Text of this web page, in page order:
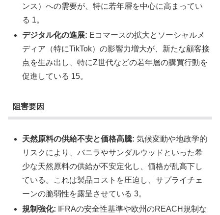
ンス）への需要が、特に若年層を中心に高まってい
る 1。
デジタル化の進展: Eコマースの拡大とソーシャルメ
ディア（特にTikTok）の影響力増大が、新たな顧客接
点を生み出し、特にZ世代などの若年層の購買行動を
促進している 15。
阻害要因
天然原料の供給不安と価格高騰: 気候変動や地政学的
リスクにより、バニラやサンダルウッドといった希
少な天然原料の供給が不安定化し、価格が乱高下し
ている。これは製品コストを圧迫し、サプライチェ
ーンの脆弱性を露呈させている 3。
規制強化: IFRAの安全性基準や欧州のREACH規制な